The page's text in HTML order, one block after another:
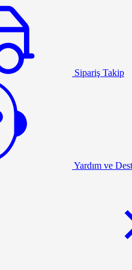
Sipariş Takip
Yardım ve